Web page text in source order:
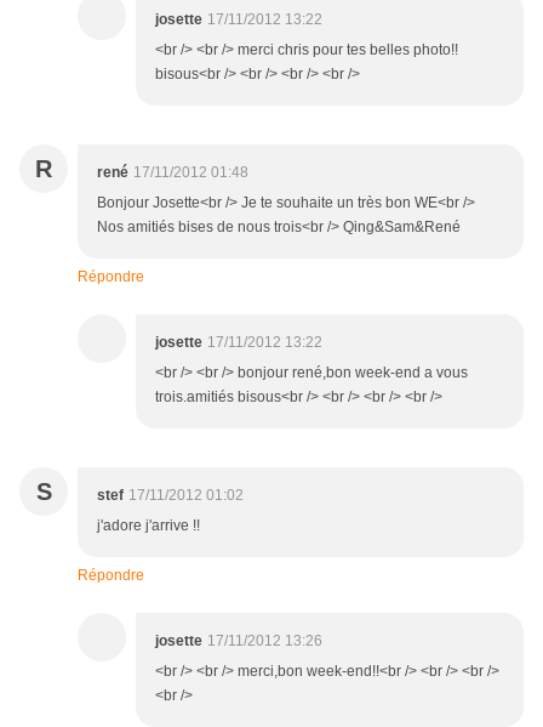
josette 17/11/2012 13:22
<br /> <br /> merci chris pour tes belles photo!!
bisous<br /> <br /> <br /> <br />
R rené 17/11/2012 01:48
Bonjour Josette<br /> Je te souhaite un très bon WE<br />
Nos amitiés bises de nous trois<br /> Qing&Sam&René
Répondre
josette 17/11/2012 13:22
<br /> <br /> bonjour rené,bon week-end a vous
trois.amitiés bisous<br /> <br /> <br /> <br />
S stef 17/11/2012 01:02
j'adore j'arrive !!
Répondre
josette 17/11/2012 13:26
<br /> <br /> merci,bon week-end!!<br /> <br /> <br />
<br />